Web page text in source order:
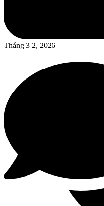
Tháng 3 2, 2026